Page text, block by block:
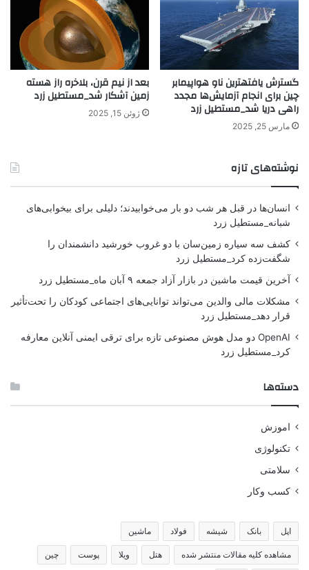
گسترش یافتهترین ناو هواپیمابر
چین برای انجام آزمایش‌ها مجدد
راهی دریا شد_مستطیل زرد
مارس 25, 2025
بعد از نیم قرن، بلاخره راز هسته
زمین آشکار شد_مستطیل زرد
ژوئن 15, 2025
نوشته‌های تازه
انسان‌ها در قبل هر شب دو بار می‌خوابیدند؛ دلیلی برای بیخوابی‌های
شبانه_مستطیل زرد
کشف سه سیاره زمین‌سان با دو غروب خورشید دانشمندان را
شگفت‌زده کرد_مستطیل زرد
آخرین قیمت ماشین در بازار آزاد جمعه ۹ آبان ماه_مستطیل زرد
مشکلات مالی والدین می‌تواند توانایی‌های اجتماعی کودکان را تحت‌تأثیر
قرار دهد_مستطیل زرد
OpenAI دو مدل هوش مصنوعی تازه برای ترقی ایمنی آنلاین معارفه
کرد_مستطیل زرد
دسته‌ها
اموزش
تکنولوژی
سلامتی
کسب وکار
اپل بانک شیشه فولاد ماشین
مشاهده کلیه مقالات منتشر شده هتل ویلا پوست چین